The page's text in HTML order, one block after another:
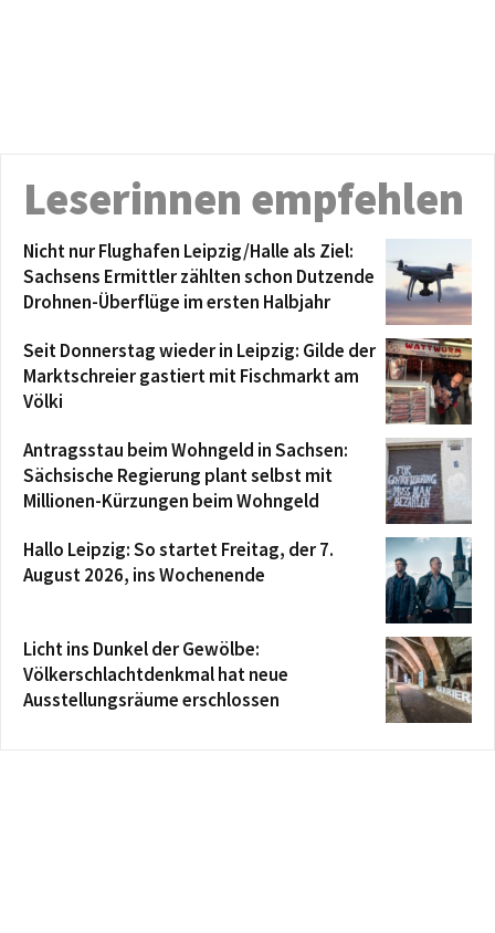
Leserinnen empfehlen
Nicht nur Flughafen Leipzig/Halle als Ziel:
Sachsens Ermittler zählten schon Dutzende
Drohnen-Überflüge im ersten Halbjahr
Seit Donnerstag wieder in Leipzig: Gilde der
Marktschreier gastiert mit Fischmarkt am
Völki
Antragsstau beim Wohngeld in Sachsen:
Sächsische Regierung plant selbst mit
Millionen-Kürzungen beim Wohngeld
Hallo Leipzig: So startet Freitag, der 7.
August 2026, ins Wochenende
Licht ins Dunkel der Gewölbe:
Völkerschlachtdenkmal hat neue
Ausstellungsräume erschlossen